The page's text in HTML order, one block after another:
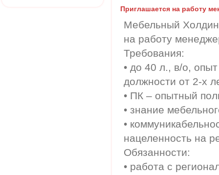
Приглашается на работу
Мебельный
на работу
Требования:
• до 40 л., в/о,
должности от 2-х
• ПК – опытный
• знание
•
нацеленность на
Обязанности:
• работа с